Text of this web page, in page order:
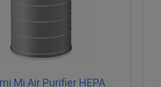
Mi Air Purifier HEPA